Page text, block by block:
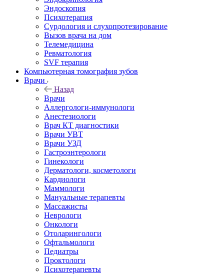
Эндоскопия
Психотерапия
Сурдология и слухопротезирование
Вызов врача на дом
Телемедицина
Ревматология
SVF терапия
Компьютерная томография зубов
Врачи
Назад
Врачи
Аллергологи-иммунологи
Анестезиологи
Врач КТ диагностики
Врачи УВТ
Врачи УЗД
Гастроэнтерологи
Гинекологи
Дерматологи, косметологи
Кардиологи
Маммологи
Мануальные терапевты
Массажисты
Неврологи
Онкологи
Отоларингологи
Офтальмологи
Педиатры
Проктологи
Психотерапевты